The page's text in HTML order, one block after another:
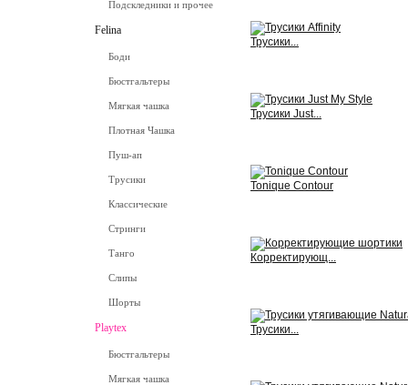
Подскледники и прочее
Felina
Боди
Бюстгальтеры
Мягкая чашка
Плотная Чашка
Пуш-ап
Трусики
Классические
Стринги
Танго
Слипы
Шорты
Playtex
Бюстгальтеры
Мягкая чашка
Трусики...
Трусики Just...
Tonique Contour
Корректирующ...
Трусики...